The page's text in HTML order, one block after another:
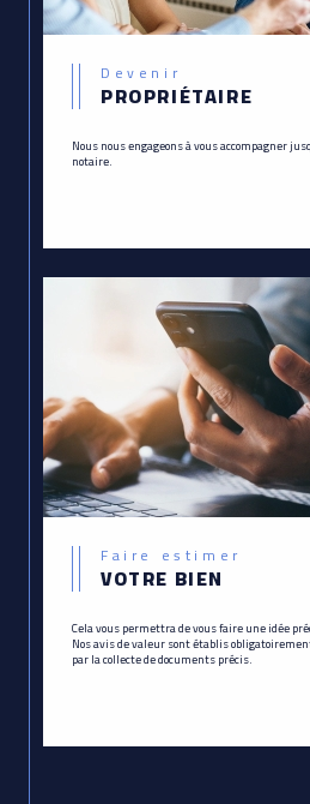
Devenir
PROPRIÉTAIRE
Nous nous engageons à vous accompagner
notaire.
Faire estimer
VOTRE BIEN
Cela vous permettra de vous faire une idée
Nos avis de valeur sont établis
par la collecte de documents précis.